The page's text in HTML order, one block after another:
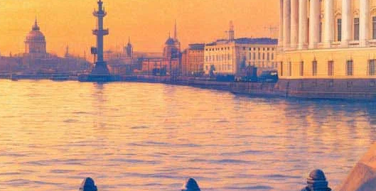
в России. По данным портала Kinobusiness.com
, за уик-энд 23-26
дни после ее выхода на российские экраны: еще в день своего старта
который россияне окрестили «продолжением «Выжившего»,
призывы к ее бойкоту со стороны зоозащитников,
занял фантастический триллер Джона Тёртлтауба«Мег: Монстр
«Принцесса и дракон» (36 миллионов рублей).